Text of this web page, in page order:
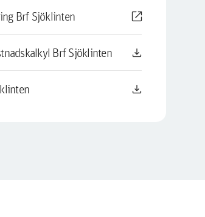
Brf Sjöklinten open_in_new
Brf Sjöklinten download
download